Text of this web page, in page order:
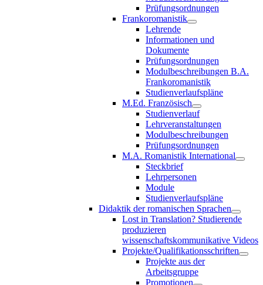
Prüfungsordnungen
Frankoromanistik
Lehrende
Informationen und
Dokumente
Prüfungsordnungen
Modulbeschreibungen B.A.
Frankoromanistik
Studienverlaufspläne
M.Ed. Französisch
Studienverlauf
Lehrveranstaltungen
Modulbeschreibungen
Prüfungsordnungen
M.A. Romanistik International
Steckbrief
Lehrpersonen
Module
Studienverlaufspläne
Didaktik der romanischen Sprachen
Lost in Translation? Studierende
produzieren
wissenschaftskommunikative Videos
Projekte/Qualifikationsschriften
Projekte aus der
Arbeitsgruppe
Promotionen